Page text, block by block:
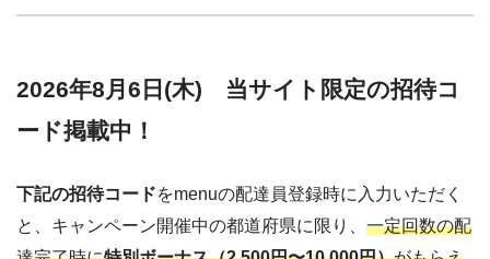
2026年8月6日(木) 当サイト限定の招待コ
ード掲載中！
下記の招待コードをmenuの配達員登録時に入力いただく
と、キャンペーン開催中の都道府県に限り、 一定回数の配